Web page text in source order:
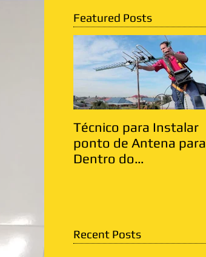
Featured Posts
Técnico para Instalar
ponto de Antena para
Dentro do
Recent Posts